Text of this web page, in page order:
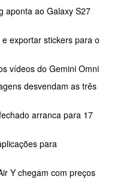
aponta ao Galaxy S27
exportar stickers para o
vídeos do Gemini Omni
desvendam as três
arranca para 17
para
Y chegam com preços